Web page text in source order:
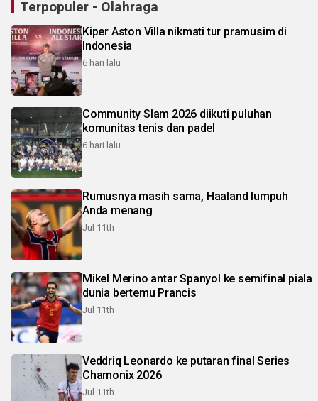
Terpopuler - Olahraga
Kiper Aston Villa nikmati tur pramusim di
Indonesia
6 hari lalu
Community Slam 2026 diikuti puluhan
komunitas tenis dan padel
6 hari lalu
Rumusnya masih sama, Haaland lumpuh
Anda menang
Jul 11th
Mikel Merino antar Spanyol ke semifinal piala
dunia bertemu Prancis
Jul 11th
Veddriq Leonardo ke putaran final Series
Chamonix 2026
Jul 11th